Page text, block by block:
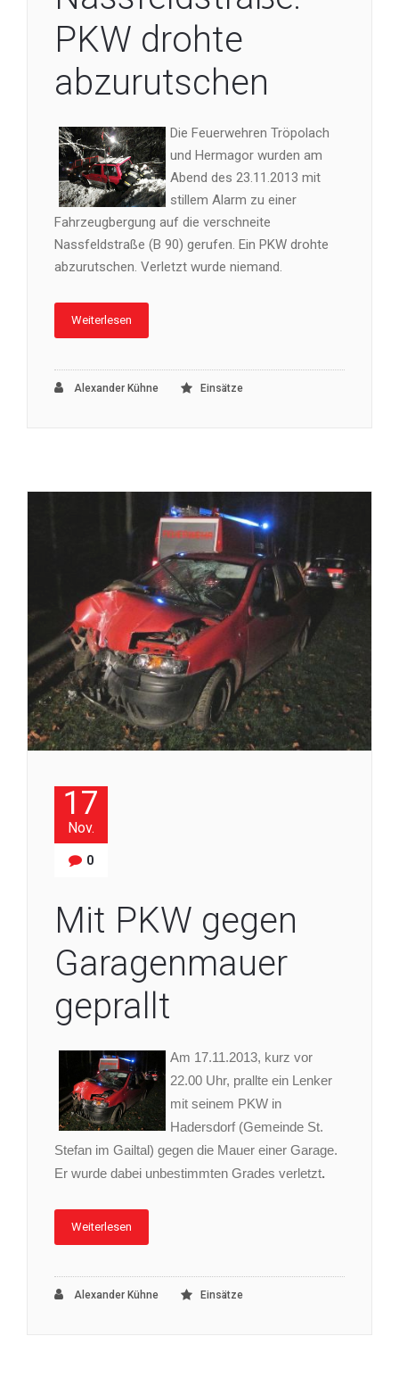
PKW drohte
abzurutschen
Die Feuerwehren Tröpolach
und Hermagor wurden am
Abend des 23.11.2013 mit
stillem Alarm zu einer
Fahrzeugbergung auf die verschneite
Nassfeldstraße (B 90) gerufen. Ein PKW drohte
abzurutschen. Verletzt wurde niemand.
Weiterlesen
Alexander Kühne Einsätze
17
Nov.
0
Mit PKW gegen
Garagenmauer
geprallt
Am 17.11.2013, kurz vor
22.00 Uhr, prallte ein Lenker
mit seinem PKW in
Hadersdorf (Gemeinde St.
Stefan im Gailtal) gegen die Mauer einer Garage.
Er wurde dabei unbestimmten Grades verletzt.
Weiterlesen
Alexander Kühne Einsätze